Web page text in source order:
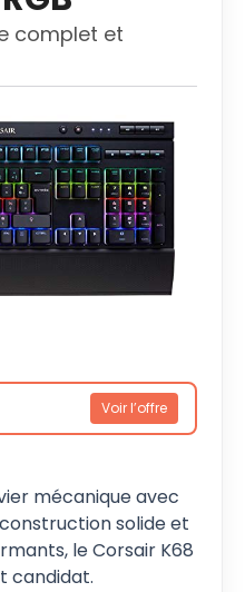
complet et
Voir l’offre
mécanique avec
solide et
le Corsair K68
candidat.